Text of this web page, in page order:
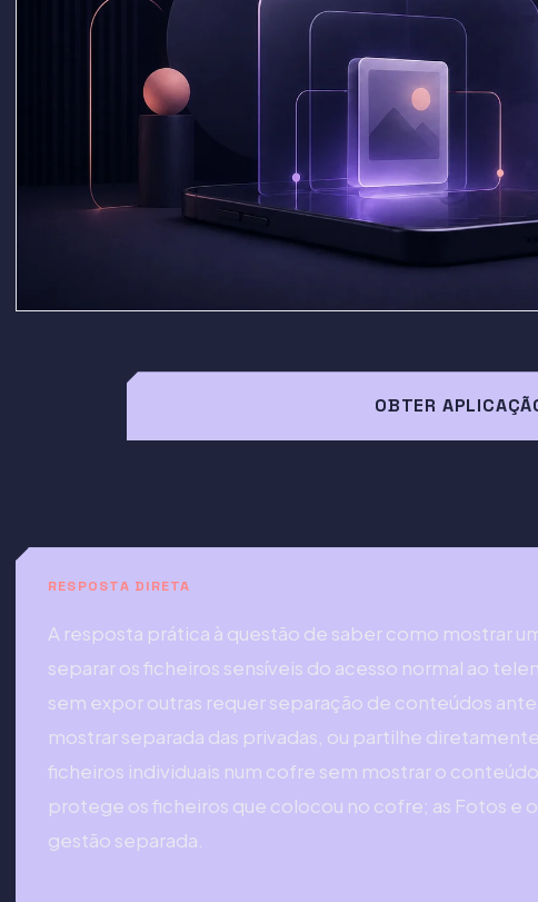
OBTER
RESPOSTA DIRETA
A resposta prática à questão de saber como mostrar
separar os ficheiros sensíveis do acesso normal ao
sem expor outras requer separação de conteúdos
mostrar separada das privadas, ou partilhe
ficheiros individuais num cofre sem mostrar o
protege os ficheiros que colocou no cofre; as Fotos e
gestão separada.